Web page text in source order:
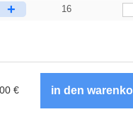
+ 16
€